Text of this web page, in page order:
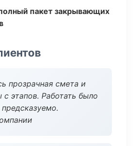
пакет закрывающих
прозрачная смета и
с этапов. Работать было